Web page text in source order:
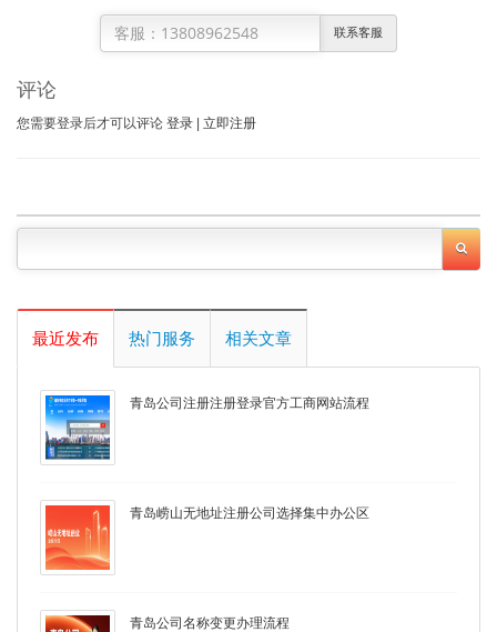
13808962548 联系客服
评论
您需要登录后才可以评论 登录 | 立即注册
最近发布 热门服务 相关文章
青岛公司注册注册登录官方工商网站流程
青岛崂山无地址注册公司选择集中办公区
青岛公司名称变更办理流程